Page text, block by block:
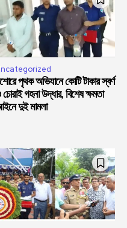
পৃথক অভিযানে কোটি টাকার স্বর্ণ
গহনা উদ্ধার, বিশেষ ক্ষমতা
দুই মামলা